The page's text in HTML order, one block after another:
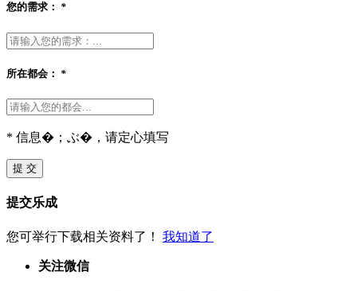
您的需求： *
所在都会： *
* 信息�；ぶ�，请定心填写
提 交
提交乐成
您可举行下载相关资料了！ 我知道了
关注微信